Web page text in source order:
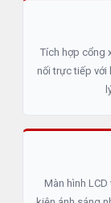
Tích hợp cổng
nối trực tiếp với
Màn hình